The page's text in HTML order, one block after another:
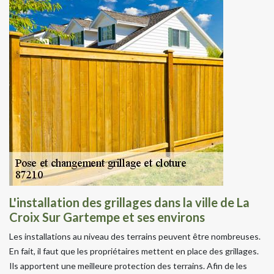
L'installation des grillages dans la ville de La
Croix Sur Gartempe et ses environs
Les installations au niveau des terrains peuvent être nombreuses.
En fait, il faut que les propriétaires mettent en place des grillages.
Ils apportent une meilleure protection des terrains. Afin de les